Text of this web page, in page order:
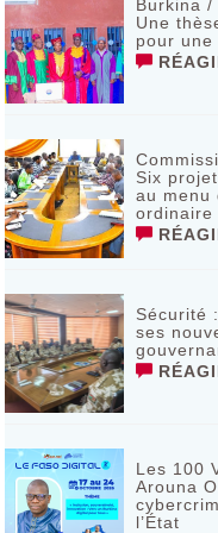
Burkina
Une
pour
Six
au menu
ordinaire
Sécurité
ses
Les 100
Arouna
l’État